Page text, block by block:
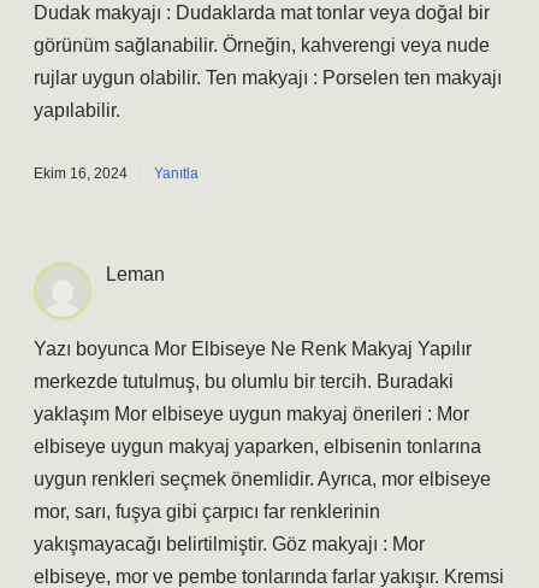
Dudak makyajı : Dudaklarda mat tonlar veya doğal bir
görünüm sağlanabilir. Örneğin, kahverengi veya nude
rujlar uygun olabilir. Ten makyajı : Porselen ten makyajı
yapılabilir.
Ekim 16, 2024 Yanıtla
Leman
Yazı boyunca Mor Elbiseye Ne Renk Makyaj Yapılır
merkezde tutulmuş, bu olumlu bir tercih. Buradaki
yaklaşım Mor elbiseye uygun makyaj önerileri : Mor
elbiseye uygun makyaj yaparken, elbisenin tonlarına
uygun renkleri seçmek önemlidir. Ayrıca, mor elbiseye
mor, sarı, fuşya gibi çarpıcı far renklerinin
yakışmayacağı belirtilmiştir. Göz makyajı : Mor
elbiseye, mor ve pembe tonlarında farlar yakışır. Kremsi